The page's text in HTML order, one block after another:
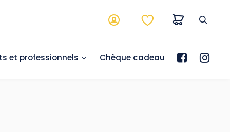
et professionnels Chèque cadeau